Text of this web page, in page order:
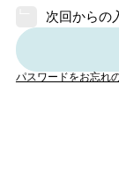
次回からの
パスワードをお忘れ